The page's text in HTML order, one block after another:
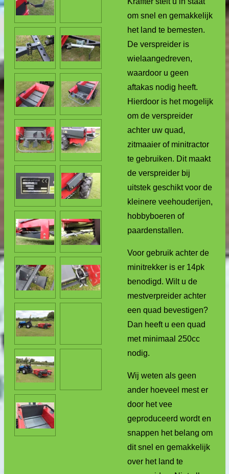
om snel en gemakkelijk
het land te bemesten.
De verspreider is
wielaangedreven,
waardoor u geen
aftakas nodig heeft.
Hierdoor is het mogelijk
om de verspreider
achter uw quad,
zitmaaier of minitractor
te gebruiken. Dit maakt
de verspreider bij
uitstek geschikt voor de
kleinere veehouderijen,
hobbyboeren of
paardenstallen.
Voor gebruik achter de
minitrekker is er 14pk
benodigd. Wilt u de
mestverpreider achter
een quad bevestigen?
Dan heeft u een quad
met minimaal 250cc
nodig.
Wij weten als geen
ander hoeveel mest er
door het vee
geproduceerd wordt en
snappen het belang om
dit snel en gemakkelijk
over het land te